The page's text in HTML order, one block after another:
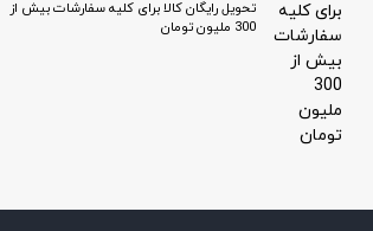
تحویل رایگان کالا برای کلیه سفارشات بیش از
300 ملیون تومان